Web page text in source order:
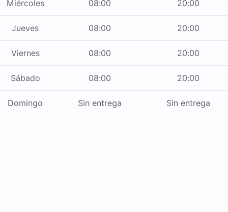
Miércoles 08:00 20:00
Jueves 08:00 20:00
Viernes 08:00 20:00
Sábado 08:00 20:00
Domingo Sin entrega Sin entrega